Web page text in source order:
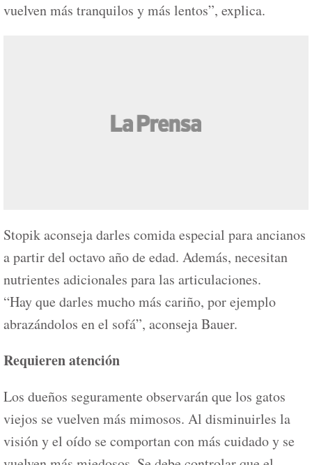
vuelven más tranquilos y más lentos”, explica.
Stopik aconseja darles comida especial para ancianos
a partir del octavo año de edad. Además, necesitan
nutrientes adicionales para las articulaciones.
“Hay que darles mucho más cariño, por ejemplo
abrazándolos en el sofá”, aconseja Bauer.
Requieren atención
Los dueños seguramente observarán que los gatos
viejos se vuelven más mimosos. Al disminuirles la
visión y el oído se comportan con más cuidado y se